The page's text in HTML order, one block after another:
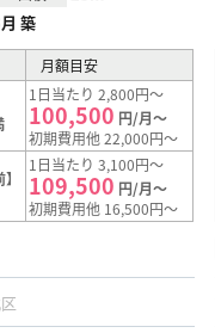
築
月額目安
1日当たり 2,800円～
100,500 円/月～
初期費用他 22,000円～
1日当たり 3,100円～
109,500 円/月～
初期費用他 16,500円～